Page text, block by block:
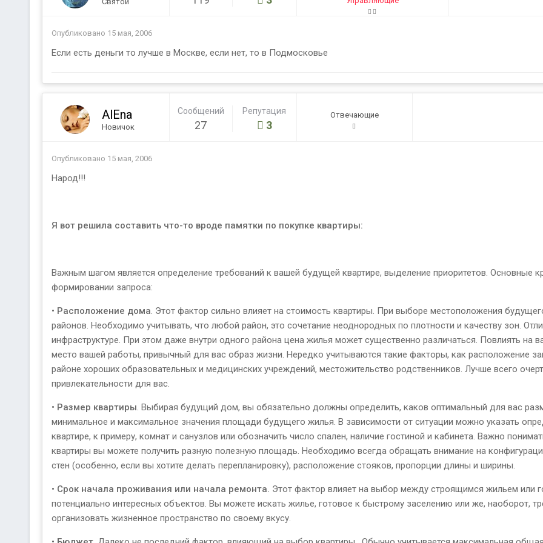
Опубликовано 15 мая, 2006
Если есть деньги то лучше в Москве, если нет, то в Подмосковье
AlEna
Новичок
Сообщений
27
Репутация
3
Отвечающие
Опубликовано 15 мая, 2006
Народ!!!
Я вот решила составить что-то вроде памятки по покупке квартиры:
Важным шагом является определение требований к вашей будущей квартире, выделение приоритетов. Основные
формировании запроса:
• Расположение дома. Этот фактор сильно влияет на стоимость квартиры. При выборе местоположения
районов. Необходимо учитывать, что любой район, это сочетание неоднородных по плотности и качеству зон.
инфраструктуре. При этом даже внутри одного района цена жилья может существенно различаться. Повлиять на
место вашей работы, привычный для вас образ жизни. Нередко учитываются такие факторы, как расположение
районе хороших образовательных и медицинских учреждений, местожительство родственников. Лучше всего
привлекательности для вас.
• Размер квартиры. Выбирая будущий дом, вы обязательно должны определить, каков оптимальный для вас
минимальное и максимальное значения площади будущего жилья. В зависимости от ситуации можно указать
квартире, к примеру, комнат и санузлов или обозначить число спален, наличие гостиной и кабинета. Важно
квартиры вы можете получить разную полезную площадь. Необходимо всегда обращать внимание на
стен (особенно, если вы хотите делать перепланировку), расположение стояков, пропорции длины и ширины.
• Срок начала проживания или начала ремонта. Этот фактор влияет на выбор между строящимся жильем или
потенциально интересных объектов. Вы можете искать жилье, готовое к быстрому заселению или же, наоборот,
организовать жизненное пространство по своему вкусу.